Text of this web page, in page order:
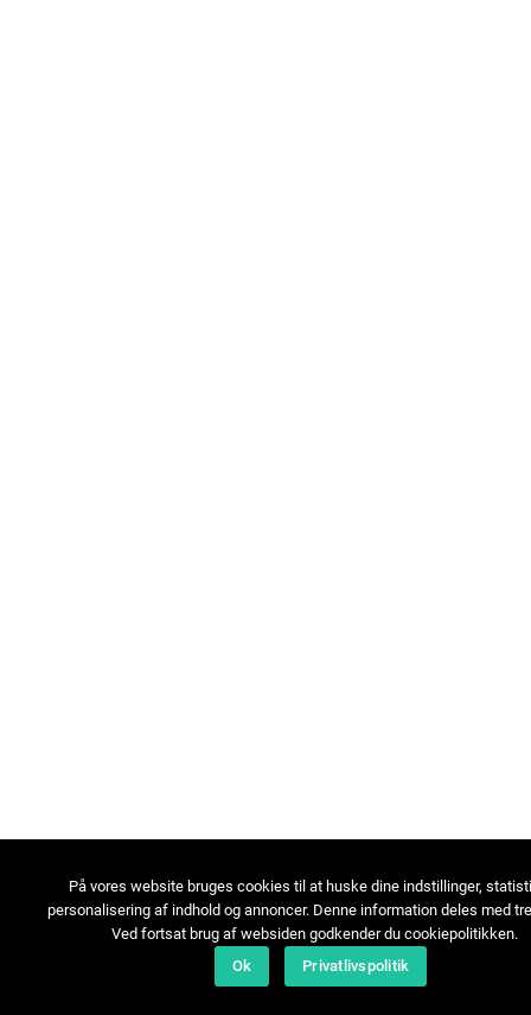
På vores website bruges cookies til at huske dine indstillinger,
personalisering af indhold og annoncer. Denne information deles med
Ved fortsat brug af websiden godkender du cookiepolitikken.
Ok
Privatlivspolitik